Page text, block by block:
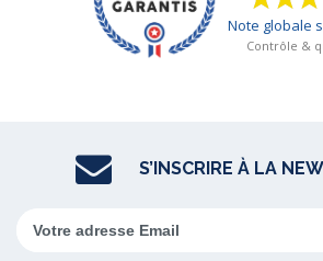
S’INSCRIRE À LA